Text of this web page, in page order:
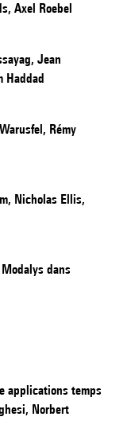
Axel Roebel
Jean
Haddad
Rémy
Nicholas Ellis,
dans
applications temps
Norbert